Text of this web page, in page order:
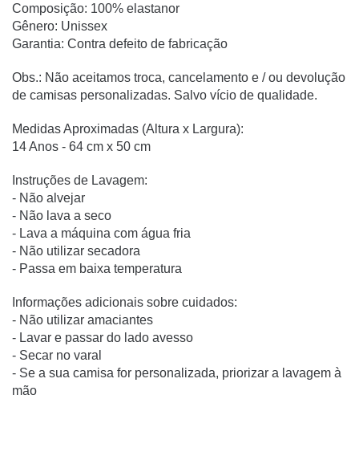
Composição: 100% elastanor
Gênero: Unissex
Garantia: Contra defeito de fabricação
Obs.: Não aceitamos troca, cancelamento e / ou devolução
de camisas personalizadas. Salvo vício de qualidade.
Medidas Aproximadas (Altura x Largura):
14 Anos - 64 cm x 50 cm
Instruções de Lavagem:
- Não alvejar
- Não lava a seco
- Lava a máquina com água fria
- Não utilizar secadora
- Passa em baixa temperatura
Informações adicionais sobre cuidados:
- Não utilizar amaciantes
- Lavar e passar do lado avesso
- Secar no varal
- Se a sua camisa for personalizada, priorizar a lavagem à
mão